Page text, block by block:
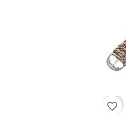
favorite_border